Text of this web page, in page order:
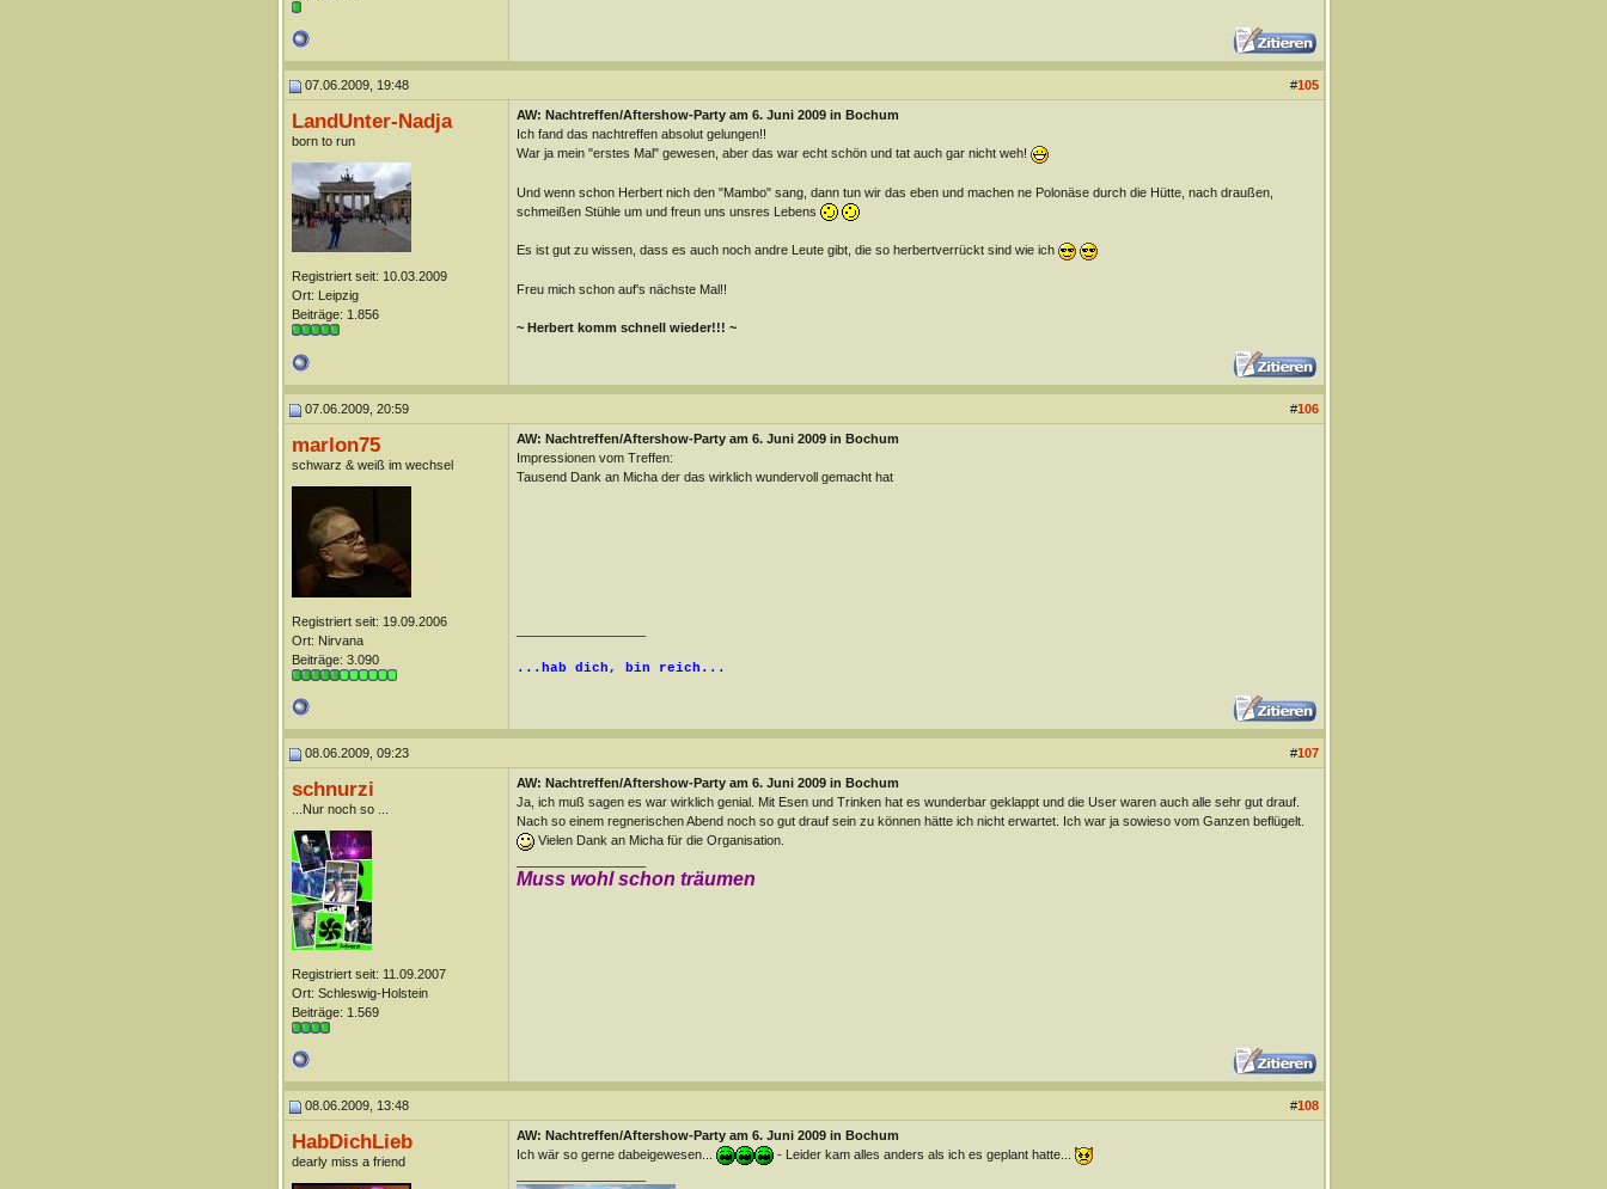
07.06.2009, 19:48 #105
LandUnter-Nadja
born to run
Registriert seit: 10.03.2009
Ort: Leipzig
Beiträge: 1.856
AW: Nachtreffen/Aftershow-Party am 6. Juni 2009 in Bochum
Ich fand das nachtreffen absolut gelungen!!
War ja mein "erstes Mal" gewesen, aber das war echt schön und tat auch gar nicht weh!
Und wenn schon Herbert nich den "Mambo" sang, dann tun wir das eben und machen ne Polonäse durch die Hütte, nach draußen,
schmeißen Stühle um und freun uns unsres Lebens
Es ist gut zu wissen, dass es auch noch andre Leute gibt, die so herbertverrückt sind wie ich
Freu mich schon auf's nächste Mal!!
~ Herbert komm schnell wieder!!! ~
07.06.2009, 20:59 #106
marlon75
schwarz & weiß im wechsel
Registriert seit: 19.09.2006
Ort: Nirvana
Beiträge: 3.090
AW: Nachtreffen/Aftershow-Party am 6. Juni 2009 in Bochum
Impressionen vom Treffen:
Tausend Dank an Micha der das wirklich wundervoll gemacht hat
...hab dich, bin reich...
08.06.2009, 09:23 #107
schnurzi
...Nur noch so ...
Registriert seit: 11.09.2007
Ort: Schleswig-Holstein
Beiträge: 1.569
AW: Nachtreffen/Aftershow-Party am 6. Juni 2009 in Bochum
Ja, ich muß sagen es war wirklich genial. Mit Esen und Trinken hat es wunderbar geklappt und die User waren auch alle sehr gut drauf.
Nach so einem regnerischen Abend noch so gut drauf sein zu können hätte ich nicht erwartet. Ich war ja sowieso vom Ganzen beflügelt.
Vielen Dank an Micha für die Organisation.
Muss wohl schon träumen
08.06.2009, 13:48 #108
HabDichLieb
dearly miss a friend
AW: Nachtreffen/Aftershow-Party am 6. Juni 2009 in Bochum
Ich wär so gerne dabeigewesen...
- Leider kam alles anders als ich es geplant hatte...